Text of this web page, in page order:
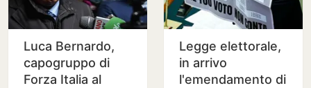
Luca Bernardo,
capogruppo di
Forza Italia al
Legge elettorale,
in arrivo
l'emendamento di